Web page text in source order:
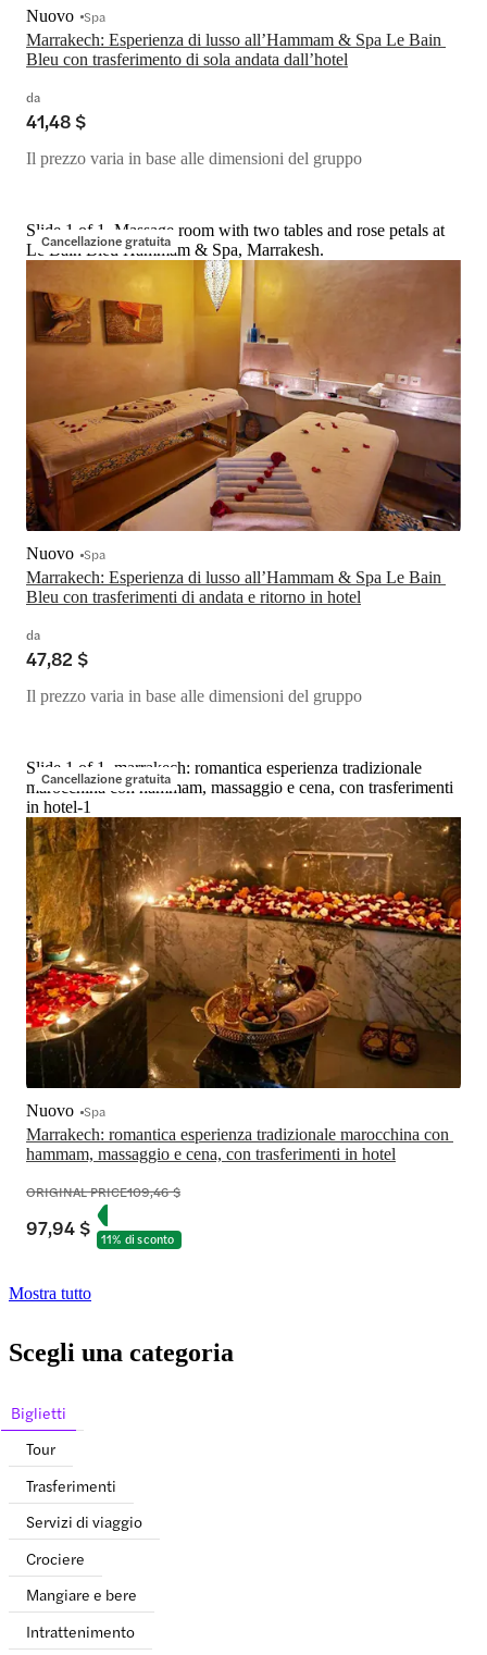
Marrakech: Esperienza di lusso all’Hammam & Spa Le Bain
Bleu con trasferimento di sola andata dall’hotel
Nuovo Spa
da
41,48 $
Il prezzo varia in base alle dimensioni del gruppo
Cancellazione gratuita
Slide 1 of 1, Massage room with two tables and rose petals at
Le Bain Bleu Hammam & Spa, Marrakesh.
Marrakech: Esperienza di lusso all’Hammam & Spa Le Bain
Bleu con trasferimenti di andata e ritorno in hotel
Nuovo Spa
da
47,82 $
Il prezzo varia in base alle dimensioni del gruppo
Cancellazione gratuita
Slide 1 of 1, marrakech: romantica esperienza tradizionale
marocchina con hammam, massaggio e cena, con trasferimenti
in hotel-1
Marrakech: romantica esperienza tradizionale marocchina con
hammam, massaggio e cena, con trasferimenti in hotel
Nuovo Spa
ORIGINAL PRICE109,46 $
97,94 $ 11% di sconto
Mostra tutto
Scegli una categoria
Biglietti
Tour
Trasferimenti
Servizi di viaggio
Crociere
Mangiare e bere
Intrattenimento